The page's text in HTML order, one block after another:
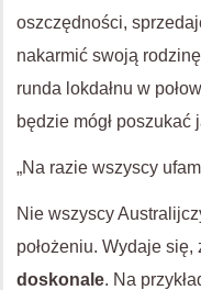
oszczędności,
nakarmić swoją
runda lokdałnu w
będzie mógł poszukać
„Na razie wszyscy
Nie wszyscy
położeniu. Wydaje się,
doskonale. Na